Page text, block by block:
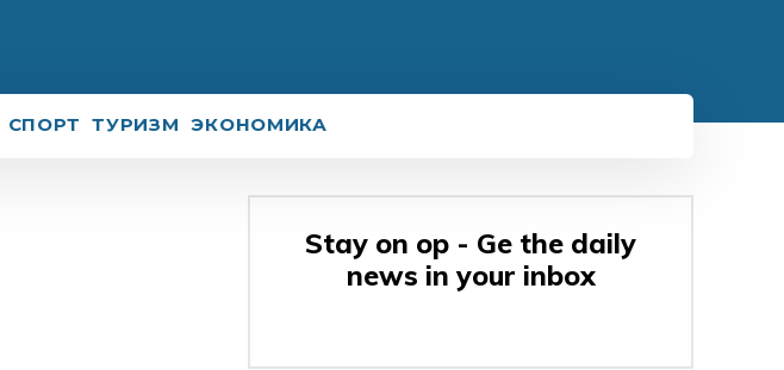
СПОРТ ТУРИЗМ ЭКОНОМИКА
Stay on op - Ge the daily
news in your inbox